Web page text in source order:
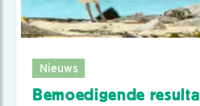
Nieuws
Bemoedigende